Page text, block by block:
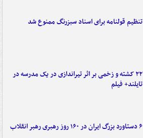
تنظیم قولنامه برای اسناد سبزرنگ ممنوع شد
۲۲ کشته و زخمی بر اثر تیراندازی در یک مدرسه در
تایلند+ فیلم
۶ دستاورد بزرگ ایران در ۱۶۰ روز رهبری رهبر انقلاب